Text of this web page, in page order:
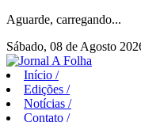
Aguarde, carregando...
Sábado, 08 de Agosto
Início /
Edições /
Notícias /
Contato /